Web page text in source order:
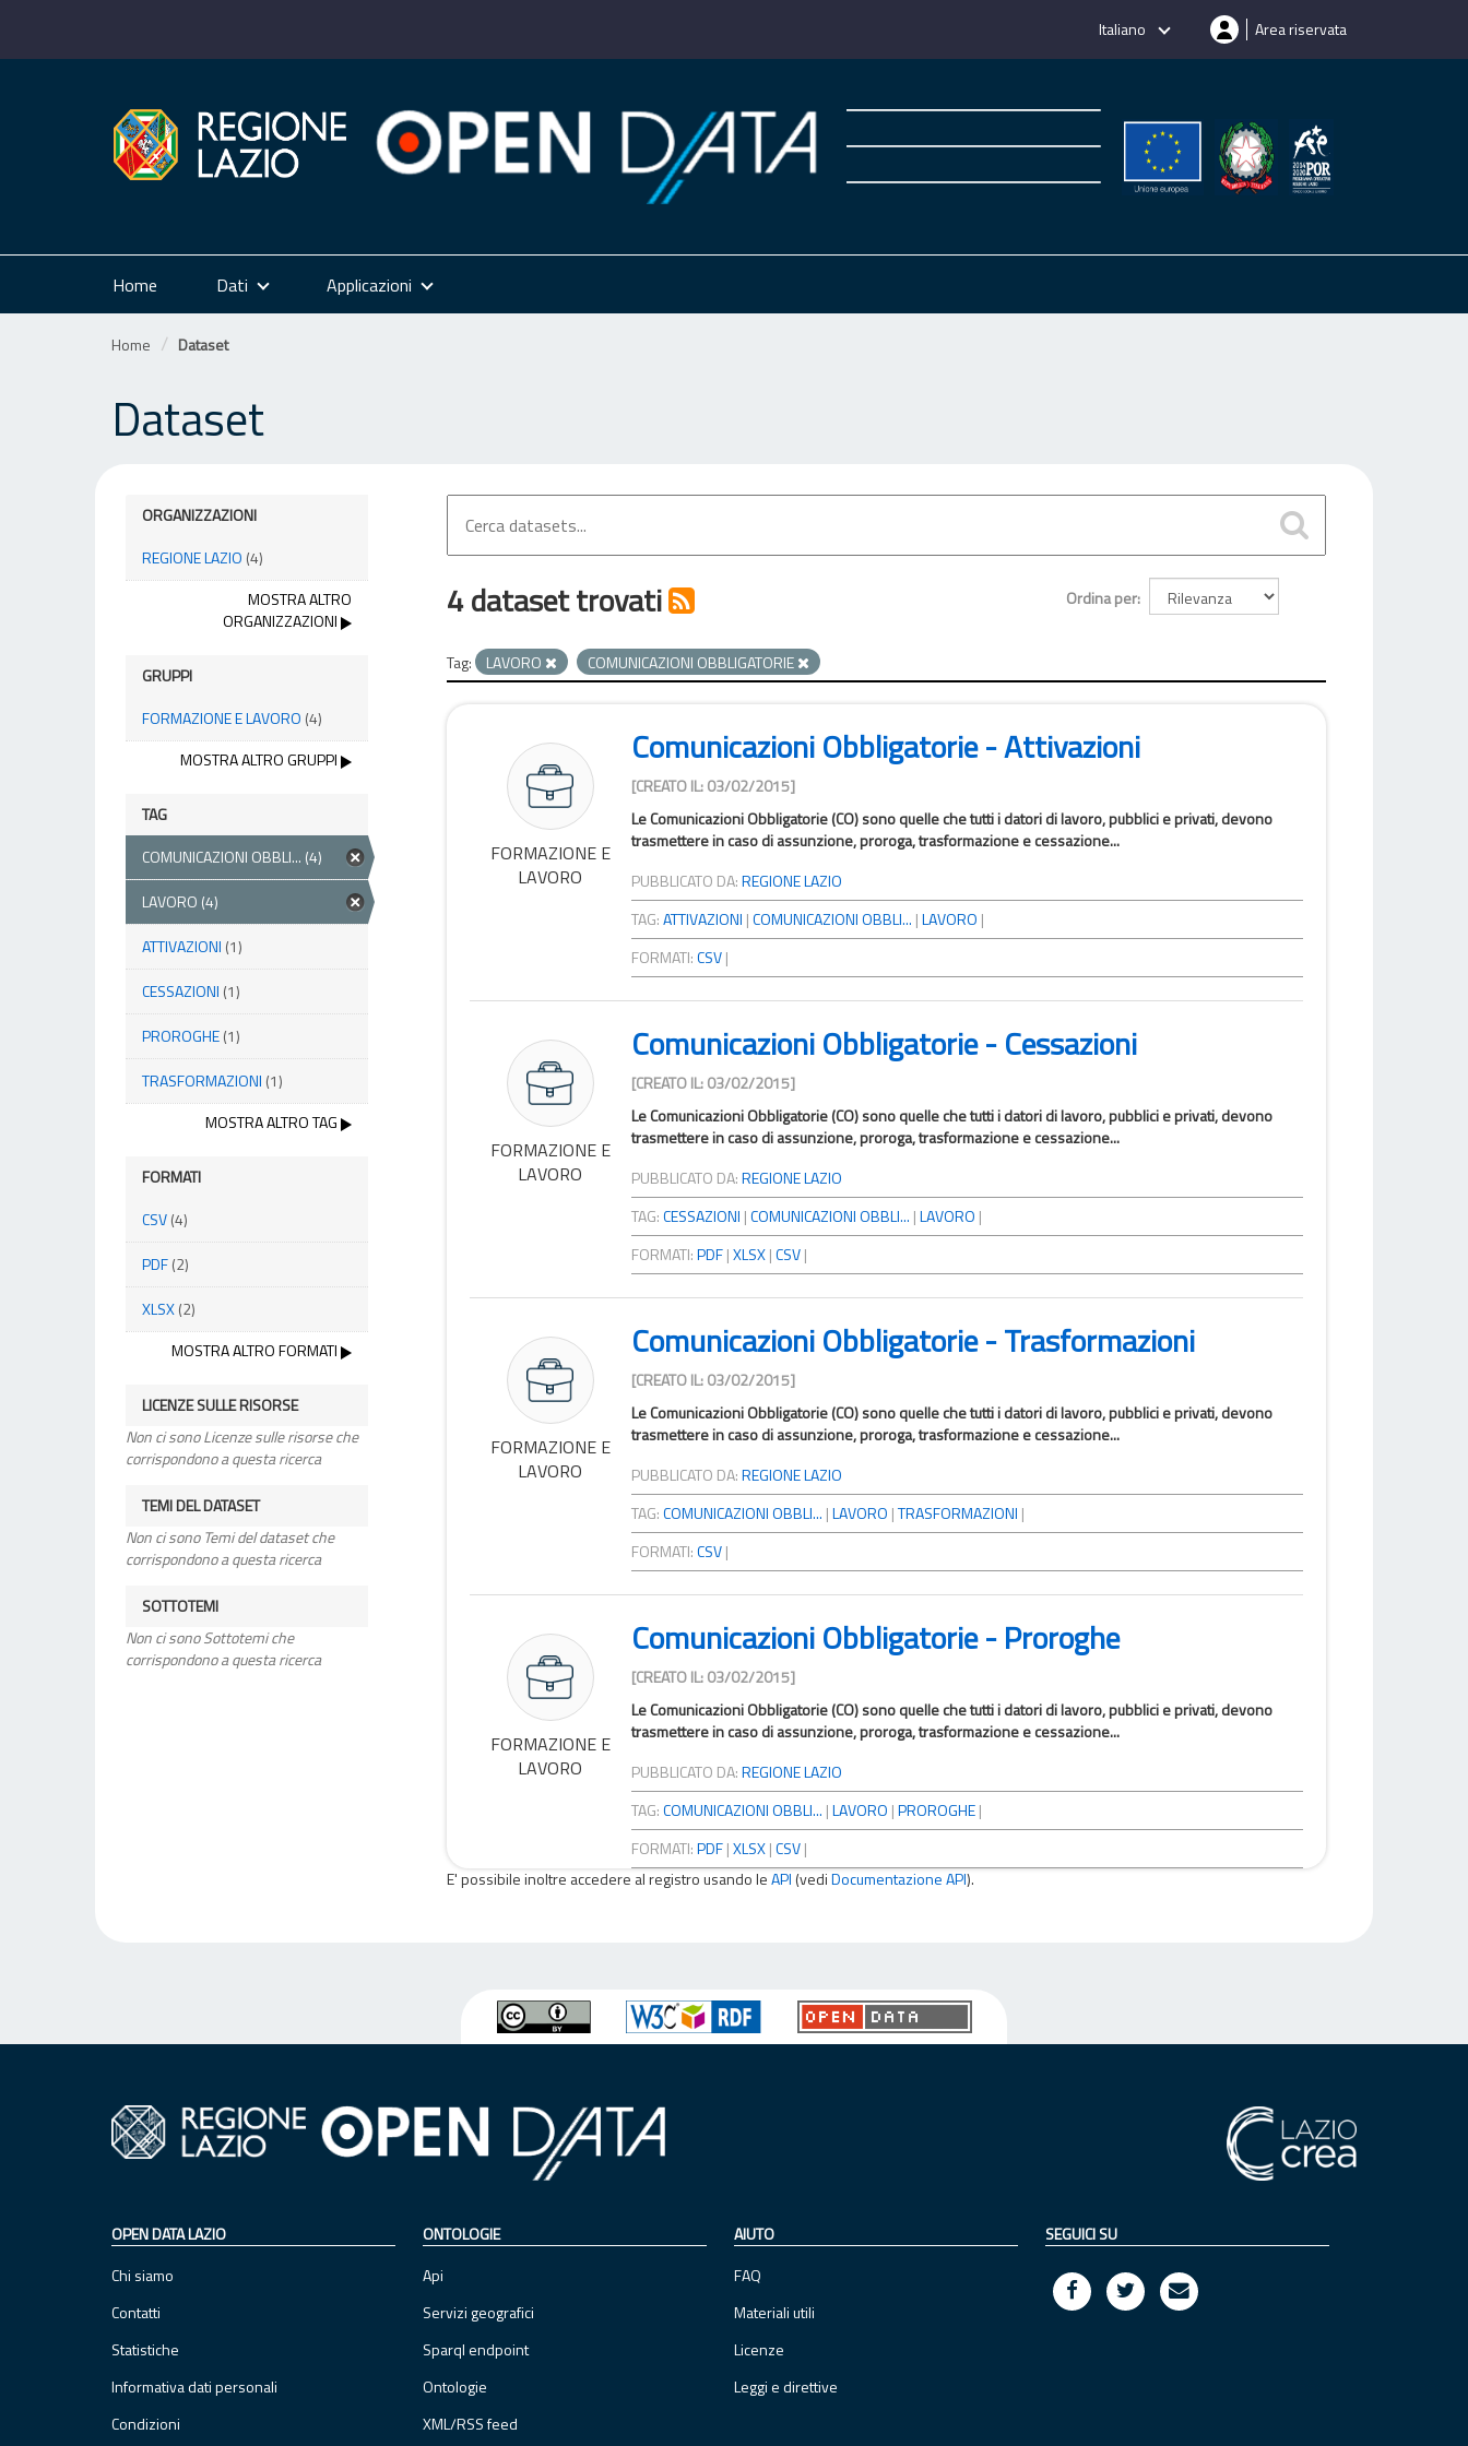
Italiano Area riservata
Home Dati Applicazioni
Home Dataset
Dataset
ORGANIZZAZIONI
REGIONE LAZIO (4)
MOSTRA ALTRO
ORGANIZZAZIONI
GRUPPI
FORMAZIONE E LAVORO (4)
MOSTRA ALTRO GRUPPI
TAG
COMUNICAZIONI OBBLI... (4)
LAVORO (4)
ATTIVAZIONI (1)
CESSAZIONI (1)
PROROGHE(1)
TRASFORMAZIONI (1)
MOSTRA ALTRO TAG
FORMATI
CSV(4)
PDF(2)
XLSX(2)
MOSTRA ALTRO FORMATI
LICENZE SULLE RISORSE
Non ci sono Licenze sulle risorse che
corrispondono a questa ricerca
TEMI DEL DATASET
Non ci sono Temi del dataset che
corrispondono a questa ricerca
SOTTOTEMI
Non ci sono Sottotemi che
corrispondono a questa ricerca
Ordina per
4 dataset trovati
Tag: LAVORO COMUNICAZIONI OBBLIGATORIE
FORMAZIONE E
LAVORO
Comunicazioni Obbligatorie - Attivazioni
[CREATO IL: 03/02/2015]
Le Comunicazioni Obbligatorie (CO) sono quelle che tutti i datori di lavoro, pubblici e privati, devono
trasmettere in caso di assunzione, proroga, trasformazione e cessazione...
PUBBLICATO DA:REGIONE LAZIO
TAG:ATTIVAZIONI |COMUNICAZIONI OBBLI... |LAVORO |
FORMATI:CSV |
FORMAZIONE E
LAVORO
Comunicazioni Obbligatorie - Cessazioni
[CREATO IL: 03/02/2015]
Le Comunicazioni Obbligatorie (CO) sono quelle che tutti i datori di lavoro, pubblici e privati, devono
trasmettere in caso di assunzione, proroga, trasformazione e cessazione...
PUBBLICATO DA:REGIONE LAZIO
TAG:CESSAZIONI |COMUNICAZIONI OBBLI... |LAVORO |
FORMATI:PDF |XLSX |CSV |
FORMAZIONE E
LAVORO
Comunicazioni Obbligatorie - Trasformazioni
[CREATO IL: 03/02/2015]
Le Comunicazioni Obbligatorie (CO) sono quelle che tutti i datori di lavoro, pubblici e privati, devono
trasmettere in caso di assunzione, proroga, trasformazione e cessazione...
PUBBLICATO DA:REGIONE LAZIO
TAG:COMUNICAZIONI OBBLI... |LAVORO |TRASFORMAZIONI |
FORMATI:CSV |
FORMAZIONE E
LAVORO
Comunicazioni Obbligatorie - Proroghe
[CREATO IL: 03/02/2015]
Le Comunicazioni Obbligatorie (CO) sono quelle che tutti i datori di lavoro, pubblici e privati, devono
trasmettere in caso di assunzione, proroga, trasformazione e cessazione...
PUBBLICATO DA:REGIONE LAZIO
TAG:COMUNICAZIONI OBBLI... |LAVORO |PROROGHE |
FORMATI:PDF |XLSX |CSV |
E' possibile inoltre accedere al registro usando leAPI (vediDocumentazione API).
OPEN DATA LAZIO
Chi siamo
Contatti
Statistiche
Informativa dati personali
Condizioni
ONTOLOGIE
Api
Servizi geografici
Sparql endpoint
Ontologie
XML/RSS feed
AIUTO
FAQ
Materiali utili
Licenze
Leggi e direttive
SEGUICI SU